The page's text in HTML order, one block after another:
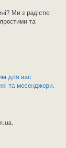
Ми з радістю
та
для вас
та месенджери.